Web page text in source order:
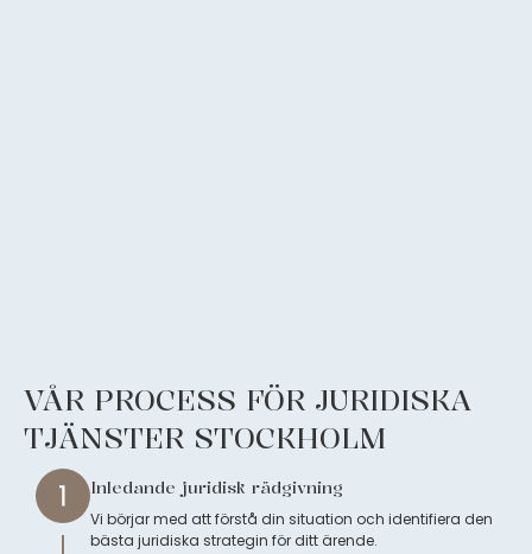
VÅR PROCESS FÖR JURIDISKA
TJÄNSTER STOCKHOLM
Inledande juridisk rådgivning
Vi börjar med att förstå din situation och identifiera den
bästa juridiska strategin för ditt ärende.